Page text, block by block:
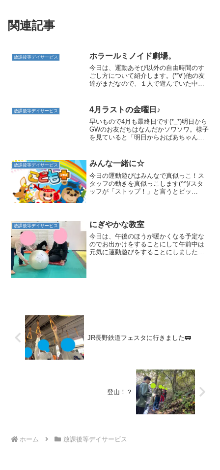
関連記事
放課後等デイサービス ホラールミノイド劇場。
今日は、運動あそび以外の自由時間のす
ごし方について紹介します。(*‘∀‘)他の友
達がまだなので、１人で遊んでいた中学
れを、ひたすら1本の線につなげはじめま
した。ドラ...
放課後等デイサービス 4月ラストの金曜日♪
早いもので4月も最終日です(*_*)明日から
GWのお友だちはなんだかソワソワ。様子
を見ていると「明日からおばあちゃんの
さんあるよ！見て見て！」とたくさんの
プリントを見せ...
放課後等デイサービス みんな一緒に☆
今日の運動遊びはみんなで真似っこ！ス
タッフの動きを真似っこします(^^)/スタ
ッフが「ストップ！」と言うとピッ
動く棒を避けてジャンプ...
放課後等デイサービス にぎやかな教室
今日は、午後のほうが暖かくなる予定な
のでお出かけをすることにして午前中は
元気に運動遊びをすることにしました。
JR長野鉄道フェスタに行きました🚃
登山！？
ホーム 放課後等デイサービス